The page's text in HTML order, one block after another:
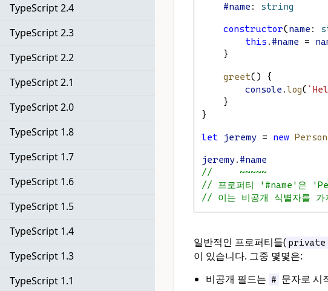
TypeScript 2.4
TypeScript 2.3
TypeScript 2.2
TypeScript 2.1
TypeScript 2.0
TypeScript 1.8
TypeScript 1.7
TypeScript 1.6
TypeScript 1.5
TypeScript 1.4
TypeScript 1.3
TypeScript 1.1
#name : string
constructor(name :
this . #name =
    }
greet() {
console .log(
    }
}
let jeremy = new Person
jeremy. #name
//     ~~~~~
// 프로퍼티 '#name'은
// 이는 비공개 식별자를 가
일반적인 프로퍼티들( private
이 있습니다. 그중 몇몇은:
비공개 필드는
# 문자로 시